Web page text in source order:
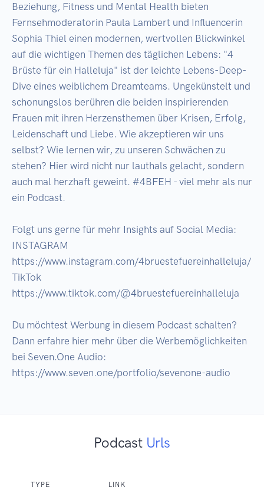
Beziehung, Fitness und Mental Health bieten
Fernsehmoderatorin Paula Lambert und Influencerin
Sophia Thiel einen modernen, wertvollen Blickwinkel
auf die wichtigen Themen des täglichen Lebens: "4
Brüste für ein Halleluja" ist der leichte Lebens-Deep-
Dive eines weiblichem Dreamteams. Ungekünstelt und
schonungslos berühren die beiden inspirierenden
Frauen mit ihren Herzensthemen über Krisen, Erfolg,
Leidenschaft und Liebe. Wie akzeptieren wir uns
selbst? Wie lernen wir, zu unseren Schwächen zu
stehen? Hier wird nicht nur lauthals gelacht, sondern
auch mal herzhaft geweint. #4BFEH - viel mehr als nur
ein Podcast.
Folgt uns gerne für mehr Insights auf Social Media:
INSTAGRAM
https://www.instagram.com/4bruestefuereinhalleluja/
TikTok
https://www.tiktok.com/@4bruestefuereinhalleluja
Du möchtest Werbung in diesem Podcast schalten?
Dann erfahre hier mehr über die Werbemöglichkeiten
bei Seven.One Audio:
https://www.seven.one/portfolio/sevenone-audio
Podcast Urls
TYPE LINK